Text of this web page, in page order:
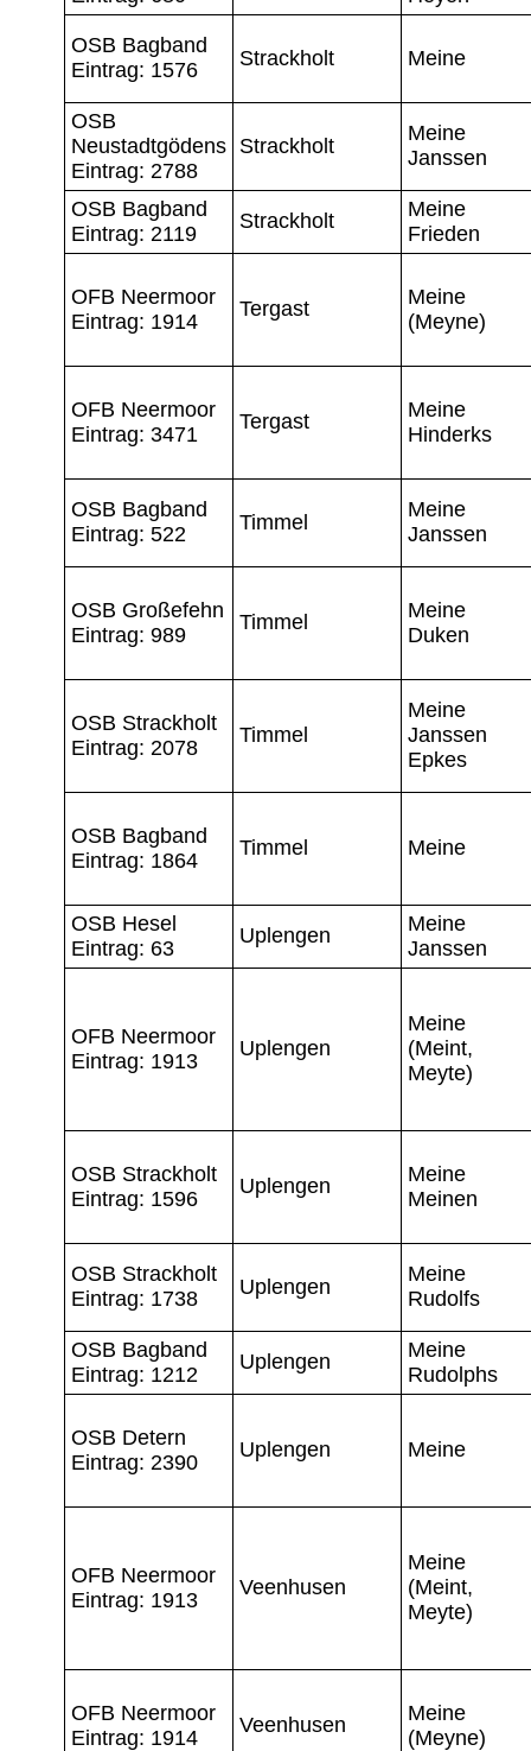
OSB Bagband
Eintrag: 1576
Strackholt Meine
OSB
Neustadtgödens
Eintrag: 2788
Strackholt
Meine
Janssen
OSB Bagband
Eintrag: 2119
Strackholt
Meine
Frieden
OFB Neermoor
Eintrag: 1914
Tergast
Meine
(Meyne)
OFB Neermoor
Eintrag: 3471
Tergast
Meine
Hinderks
OSB Bagband
Eintrag: 522
Timmel
Meine
Janssen
OSB Großefehn
Eintrag: 989
Timmel
Meine
Duken
OSB Strackholt
Eintrag: 2078
Timmel
Meine
Janssen
Epkes
OSB Bagband
Eintrag: 1864
Timmel Meine
OSB Hesel
Eintrag: 63
Uplengen
Meine
Janssen
OFB Neermoor
Eintrag: 1913
Uplengen
Meine
(Meint,
Meyte)
OSB Strackholt
Eintrag: 1596
Uplengen
Meine
Meinen
OSB Strackholt
Eintrag: 1738
Uplengen
Meine
Rudolfs
OSB Bagband
Eintrag: 1212
Uplengen
Meine
Rudolphs
OSB Detern
Eintrag: 2390
Uplengen Meine
OFB Neermoor
Eintrag: 1913
Veenhusen
Meine
(Meint,
Meyte)
OFB Neermoor
Eintrag: 1914
Veenhusen
Meine
(Meyne)